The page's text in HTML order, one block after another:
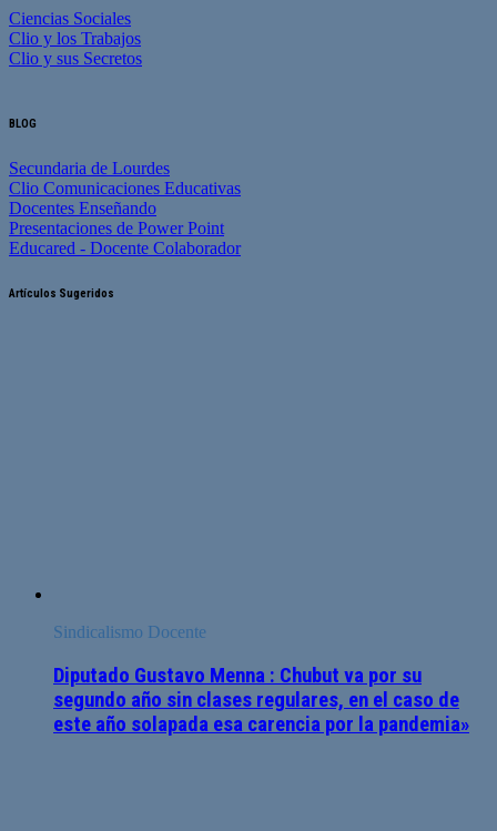
Ciencias Sociales
Clio y los Trabajos
Clio y sus Secretos
BLOG
Secundaria de Lourdes
Clio Comunicaciones Educativas
Docentes Enseñando
Presentaciones de Power Point
Educared - Docente Colaborador
Artículos Sugeridos
Sindicalismo Docente
Diputado Gustavo Menna : Chubut va por su
segundo año sin clases regulares, en el caso de
este año solapada esa carencia por la pandemia»